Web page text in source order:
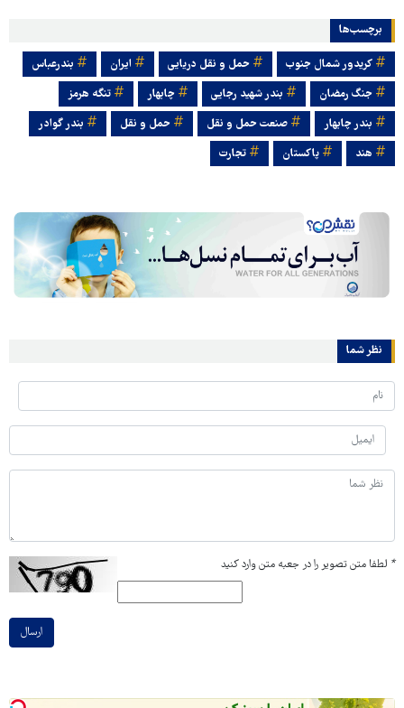
برچسب‌ها
کریدور شمال جنوب حمل و نقل دریایی ایران
بندرعباس
جنگ رمضان
بندر شهید رجایی چابهار
تنگه هرمز
بندر چابهار
صنعت حمل و نقل حمل و نقل
بندر گوادر
هند
پاکستان تجارت
نظر شما
* لطفا متن تصویر را در جعبه متن وارد کنید
ارسال